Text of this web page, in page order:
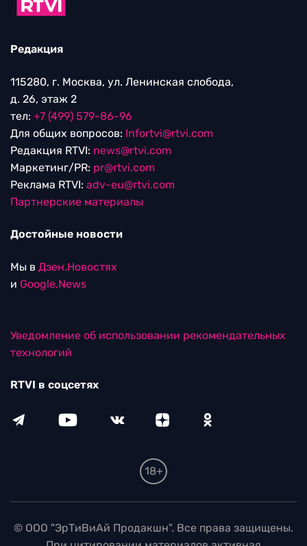
Редакция
115280, г. Москва, ул. Ленинская слобода,
д. 26, этаж 2
тел: +7 (499) 579-86-96
Для общих вопросов: Infortvi@rtvi.com
Редакция RTVI: news@rtvi.com
Маркетинг/PR: pr@rtvi.com
Реклама RTVI: adv-eu@rtvi.com
Партнерские материалы
Достойные новости
Мы в Дзен.Новостях
и Google.News
Уведомление об использовании рекомендательных
технологий
RTVI в соцсетях
18+
© ООО "ЭрТиВиАй Продакшн". Все права защищены.